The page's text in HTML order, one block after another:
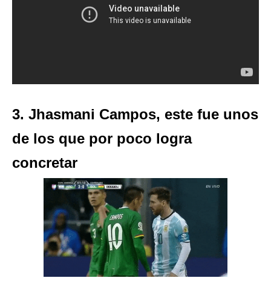
3. Jhasmani Campos, este fue unos
de los que por poco logra
concretar